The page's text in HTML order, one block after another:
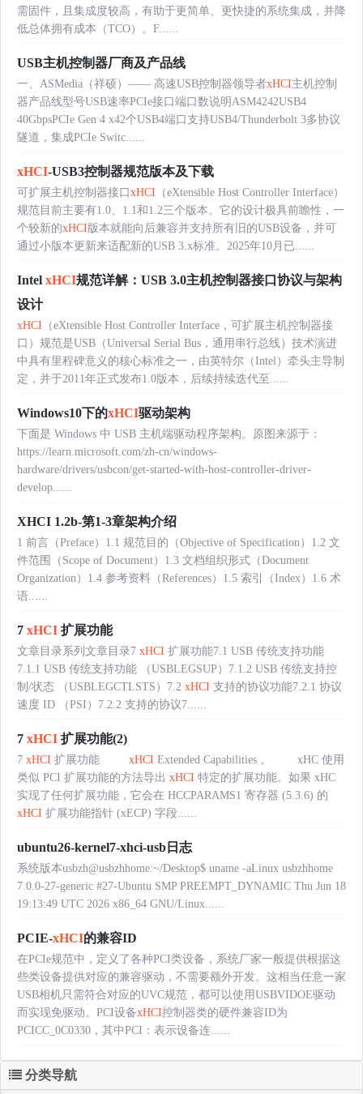
需固件，且集成度较高，有助于更简单、更快捷的系统集成，并降
低总体拥有成本（TCO）。F......
USB主机控制器厂商及产品线
一、ASMedia（祥硕）—— 高速USB控制器领导者xHCI主机控制
器产品线型号USB速率PCIe接口端口数说明ASM4242USB4
40GbpsPCIe Gen 4 x42个USB4端口支持USB4/Thunderbolt 3多协议
隧道，集成PCIe Switc......
xHCI-USB3控制器规范版本及下载
可扩展主机控制器接口 xHCI （eXtensible Host Controller Interface）
规范目前主要有1.0、1.1和1.2三个版本。它的设计极具前瞻性，一
个较新的xHCI版本就能向后兼容并支持所有旧的USB设备，并可
通过小版本更新来适配新的USB 3.x标准。2025年10月已......
Intel xHCI规范详解：USB 3.0主机控制器接口协议与架构
设计
xHCI （eXtensible Host Controller Interface，可扩展主机控制器接
口）规范是USB（Universal Serial Bus，通用串行总线）技术演进
中具有里程碑意义的核心标准之一，由英特尔（Intel）牵头主导制
定，并于2011年正式发布1.0版本，后续持续迭代至......
Windows10下的xHCI驱动架构
下面是 Windows 中 USB 主机端驱动程序架构。原图来源于：
https://learn.microsoft.com/zh-cn/windows-
hardware/drivers/usbcon/get-started-with-host-controller-driver-
develop......
XHCI 1.2b-第1-3章架构介绍
1 前言（Preface）1.1 规范目的（Objective of Specification）1.2 文
件范围（Scope of Document）1.3 文档组织形式（Document
Organization）1.4 参考资料（References）1.5 索引（Index）1.6 术
语......
7 xHCI 扩展功能
文章目录系列文章目录7 xHCI 扩展功能7.1 USB 传统支持功能
7.1.1 USB 传统支持功能 （USBLEGSUP）7.1.2 USB 传统支持控
制/状态 （USBLEGCTLSTS）7.2 xHCI 支持的协议功能7.2.1 协议
速度 ID （PSI）7.2.2 支持的协议7......
7 xHCI 扩展功能(2)
7 xHCI 扩展功能 xHCI Extended Capabilities 。 xHC 使用
类似 PCI 扩展功能的方法导出 xHCI 特定的扩展功能。如果 xHC
实现了任何扩展功能，它会在 HCCPARAMS1 寄存器 (5.3.6) 的
xHCI 扩展功能指针 (xECP) 字段......
ubuntu26-kernel7-xhci-usb日志
系统版本usbzh@usbzhhome:~/Desktop$ uname -aLinux usbzhhome
7.0.0-27-generic #27-Ubuntu SMP PREEMPT_DYNAMIC Thu Jun 18
19:13:49 UTC 2026 x86_64 GNU/Linux......
PCIE-xHCI的兼容ID
在PCIe规范中，定义了各种PCI类设备，系统厂家一般提供根据这
些类设备提供对应的兼容驱动，不需要额外开发。这相当任意一家
USB相机只需符合对应的UVC规范，都可以使用USBVIDOE驱动
而实现免驱动。PCI设备xHCI控制器类的硬件兼容ID为
PCICC_0C0330，其中PCI：表示设备连......
分类导航